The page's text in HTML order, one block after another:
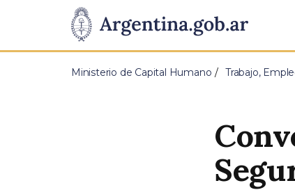
Presidencia
de
Pasar al contenido principal
Ministerio de Capital Humano Trabajo,